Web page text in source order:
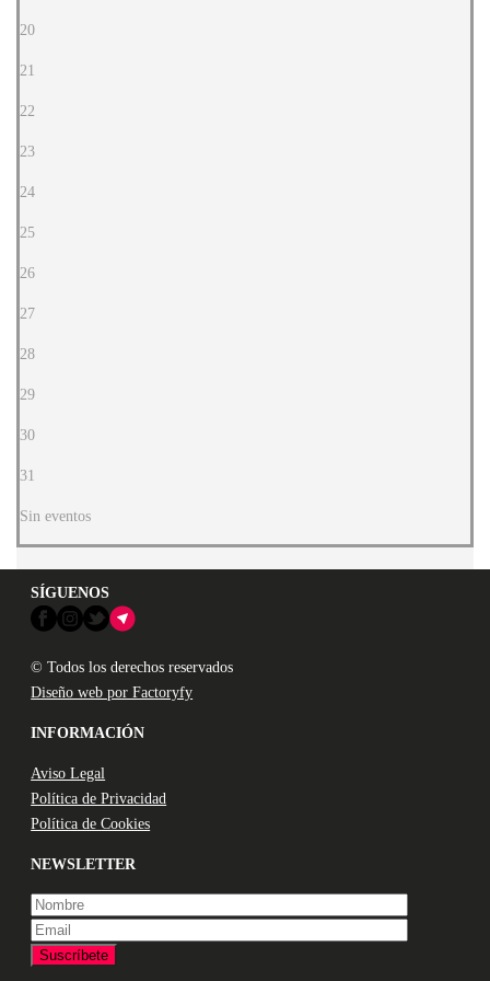
20
21
22
23
24
25
26
27
28
29
30
31
Sin eventos
SÍGUENOS
© Todos los derechos reservados
Diseño web por Factoryfy
INFORMACIÓN
Aviso Legal
Política de Privacidad
Política de Cookies
NEWSLETTER